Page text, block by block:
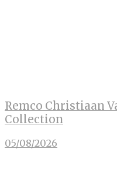
Remco Christiaan
Collection
05/08/2026